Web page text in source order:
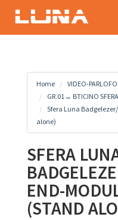
Home
VIDEO-
GR.01→ BTICINO
Sfera Luna
alone)
SFERA
END-
(STAND